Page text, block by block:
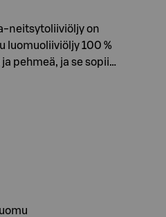
neitsytoliiviöljy on
luomuoliiviöljy 100 %
pehmeä, ja se sopii…